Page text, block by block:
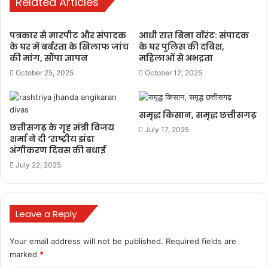
सामाजिक भागीदारी, सिवरेज डिस्पोजमेंट विषयों पर भी विस्तार से चर्चा की।
बैठक में सुशासन अभिसरण विभाग, योजना आर्थिक एवं सांख्यिकी विभाग, वन एवं
जलवायु परिवर्तन विभाग, खनिज संसाधन विभाग, ऊर्जा विभाग, पंचायत एवं ग्रामीण
विकास विभाग, आवास एवं पर्यावरण विभाग, वन संरक्षक भू प्रबंधन, छत्तीसगढ़
बायोफ्यूल विकास प्राधिकरण, छत्तीसगढ़ नवीकरण ऊर्जा विकास एजेंसी, मनरेगा,
पंचायत, छत्तीसगढ़ लघु वनोपज सहकारी संघ, कृषि किसान कल्याण एवं जैविक
प्रौद्योगिकी विभाग, मुख्य कार्यपालन अधिकारी इनक्यूबेशन सेंटर इंदिरा गांधी कृषि
विश्वविद्यालय, सदस्य सचिव छत्तीसगढ़ पर्यावरण संरक्षण मंडल तथा संचालक नगर
एवं ग्राम निवेश के अधिकारी उपस्थित रहे।
bulandmedia
पत्रकार से मारपीट और संपादक
के घर में बर्बरता के खिलाफ जांच
की मांग, सौंपा ज्ञापन
October 25, 2025
आधी रात बिना वॉरंट: संपादक
के घर पुलिस की दबिश,
महिलाओं से अभद्रता
October 12, 2025
छत्तीसगढ़ के गृह मंत्री विजय
शर्मा ने दी ‘राष्ट्रीय झंडा
अंगीकरण दिवस की बधाई
July 22, 2025
समृद्ध किसान, समृद्ध छत्तीसगढ़
July 17, 2025
Leave a Reply
Your email address will not be published. Required fields are
marked *